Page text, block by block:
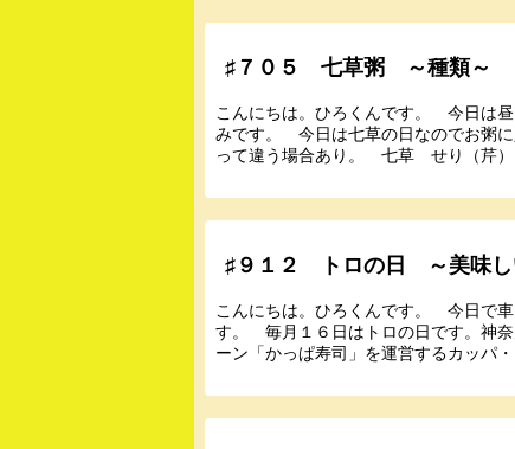
♯７０５ 七草粥 ～種類～
こんにちは。ひろくんです。 今日は
みです。 今日は七草の日なのでお粥
って違う場合あり。 七草 せり（芹
♯９１２ トロの日 ～美味し
こんにちは。ひろくんです。 今日で
す。 毎月１６日はトロの日です。神
ーン「かっぱ寿司」を運営するカッパ